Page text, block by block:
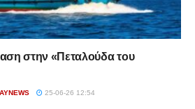
στην «Πεταλούδα του
25-06-26 12:54